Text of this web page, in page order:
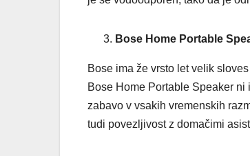
Bose Home Portable
Bose ima že vrsto let velik
Bose Home Portable Speaker
zabavo v vsakih vremenskih
tudi povezljivost z domačimi